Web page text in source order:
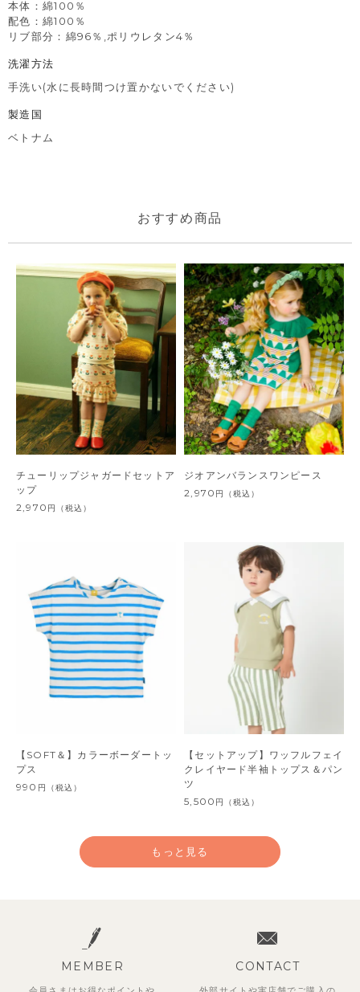
本体：綿100％
配色：綿100％
リブ部分：綿96％,ポリウレタン4％
洗濯方法
手洗い(水に長時間つけ置かないでください)
製造国
ベトナム
おすすめ商品
チューリップジャガードセットア
ップ
2,970 円 （税込）
ジオアンバランスワンピース
2,970 円 （税込）
【SOFT＆】カラーボーダートッ
プス
990 円 （税込）
【セットアップ】ワッフルフェイ
クレイヤード半袖トップス＆パン
ツ
5,500 円 （税込）
もっと見る
MEMBER CONTACT